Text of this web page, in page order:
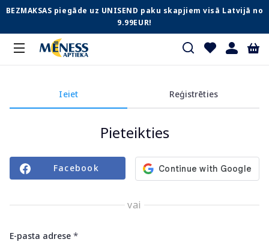
BEZMAKSAS piegāde uz UNISEND paku skapjiem visā Latvijā no
9.99EUR!
Ieiet Reģistrēties
Pieteikties
Facebook
vai
E-pasta adrese *